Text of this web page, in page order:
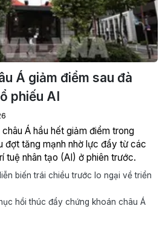
Á giảm điểm sau đà
phiếu AI
Á hầu hết giảm điểm trong
đợt tăng mạnh nhờ lực đẩy từ các
tuệ nhân tạo (AI) ở phiên trước.
biến trái chiều trước lo ngại về triển
hồi thúc đẩy chứng khoán châu Á